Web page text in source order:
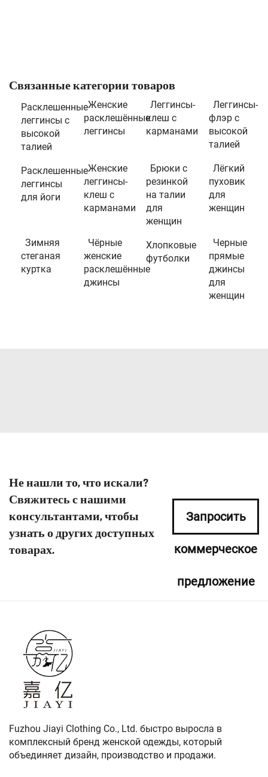
Связанные категории товаров
Расклешенные
леггинсы с
высокой
талией
Женские
расклешённые
леггинсы
Леггинсы-
клеш с
карманами
Леггинсы-
флэр с
высокой
талией
Расклешенные
леггинсы
для йоги
Женские
леггинсы-
клеш с
карманами
Брюки с
резинкой
на талии
для
женщин
Лёгкий
пуховик
для
женщин
Зимняя
стеганая
куртка
Чёрные
женские
расклешённые
джинсы
Хлопковые
футболки
Черные
прямые
джинсы
для
женщин
Не нашли то, что искали?
Свяжитесь с нашими
консультантами, чтобы
узнать о других доступных
товарах.
Запросить
коммерческое
предложение
Fuzhou Jiayi Clothing Co., Ltd. быстро выросла в
комплексный бренд женской одежды, который
объединяет дизайн, производство и продажи.